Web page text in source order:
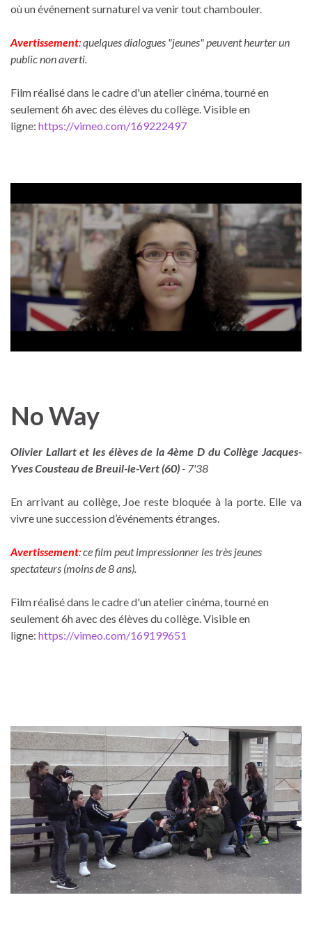
où un événement surnaturel va venir tout chambouler.
Avertissement:quelques dialogues "jeunes" peuvent heurter un
public non averti.
Film réalisé dans le cadre d'un atelier cinéma, tourné en
seulement 6h avec des élèves du collège. Visible en
ligne: https://vimeo.com/169222497
No Way
Olivier Lallart et les élèves de la 4ème D du Collège Jacques-
Yves Cousteau de Breuil-le-Vert (60)- 7'38
En arrivant au collège, Joe reste bloquée à la porte. Elle va
vivre une succession d’événements étranges.
Avertissement:ce film peut impressionner les très jeunes
spectateurs (moins de 8 ans).
Film réalisé dans le cadre d'un atelier cinéma, tourné en
seulement 6h avec des élèves du collège. Visible en
ligne: https://vimeo.com/169199651